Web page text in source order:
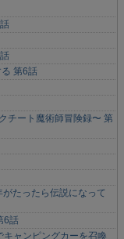
第6話
チート魔術師冒険録〜 第
たったら伝説になって
6話
ャンピングカーを召喚